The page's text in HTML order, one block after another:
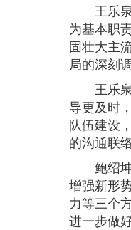
王乐泉
为基本职
固壮大主
局的深刻
王乐泉
导更及时
队伍建设
的沟通联
鲍绍坤
增强新形
力等三个
进一步做